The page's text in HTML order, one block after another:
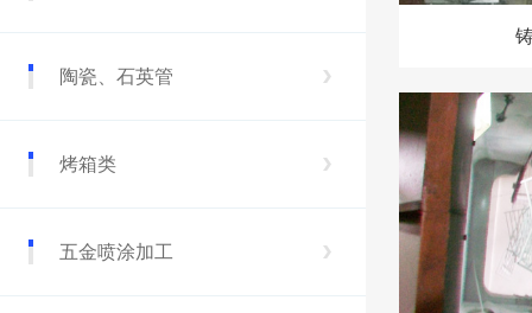
陶瓷、石英管
烤箱类
五金喷涂加工